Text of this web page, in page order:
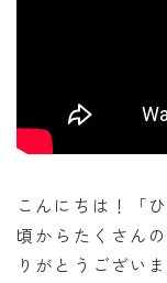
アクセス
求人
お問い合わせ
こんにちは！「
頃からたくさん
りがとうございま